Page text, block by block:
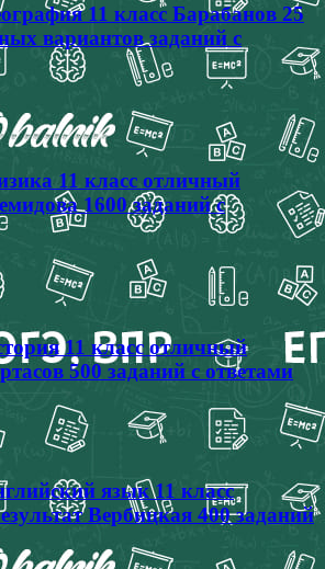
11 класс Барабанов 25
вариантов заданий с
11 класс отличный
1600 заданий с
11 класс отличный
500 заданий с ответами
язык 11 класс
Вербицкая 400 заданий